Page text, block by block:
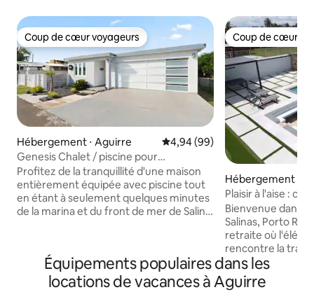
Coup de cœur voyageurs
Coup de cœur voyageurs
Hébergement ⋅ Aguirre Évaluation moyenne sur la
4,94 (99)
Genesis Chalet / piscine pour
8 personnes à Salinas – Wi-Fi, énergie
solaire
Profitez de la tranquillité d'une maison
entièrement équipée avec piscine tout
en étant à seulement quelques minutes
de la marina et du front de mer de Salina.
dispose d'une cuisine entièrement
équipée, d'un abri auto et d'un espace
pour ranger les jet-skis. Notre
emplacement central offre un accès
Coup de cœur
Coup de cœur
Hébergement ⋅
Plaisir à l'aise :
| Recharge
Bienvenue dans
Salinas, Porto Rico. Offrez-vous
retraite où
rencontre la
une sécurité
adaptés aux
pleine de
Équipements populaires dans les
locations de vacances à Aguirre